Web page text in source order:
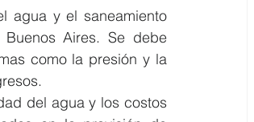
agua y el saneamiento
Aires. Se debe
como la presión y la
del agua y los costos